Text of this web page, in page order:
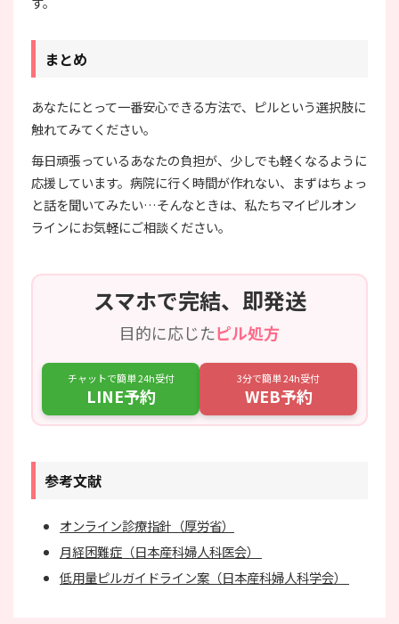
まとめ
あなたにとって一番安心できる方法で、ピルという選択肢に
触れてみてください。
毎日頑張っているあなたの負担が、少しでも軽くなるように
応援しています。病院に行く時間が作れない、まずはちょっ
と話を聞いてみたい…そんなときは、私たちマイピルオン
ラインにお気軽にご相談ください。
スマホで完結、即発送
目的に応じたピル処方
チャットで簡単 24h受付
LINE予約
3分で簡単 24h受付
WEB予約
参考文献
オンライン診療指針（厚労省）
月経困難症（日本産科婦人科医会）
低用量ピルガイドライン案（日本産科婦人科学会）